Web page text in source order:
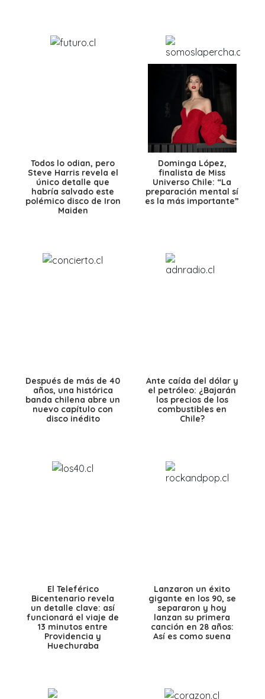
Todos lo odian, pero
Steve Harris revela el
único detalle que
habría salvado este
polémico disco de Iron
Maiden
Dominga López,
finalista de Miss
Universo Chile: “La
preparación mental sí
es la más importante”
Después de más de 40
años, una histórica
banda chilena abre un
nuevo capítulo con
disco inédito
Ante caída del dólar y
el petróleo: ¿Bajarán
los precios de los
combustibles en
Chile?
El Teleférico
Bicentenario revela
un detalle clave: así
funcionará el viaje de
13 minutos entre
Providencia y
Huechuraba
Lanzaron un éxito
gigante en los 90, se
separaron y hoy
lanzan su primera
canción en 28 años:
Así es como suena